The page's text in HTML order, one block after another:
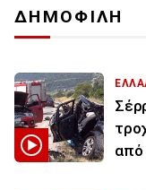
ΔΗΜΟΦΙΛΗ
από